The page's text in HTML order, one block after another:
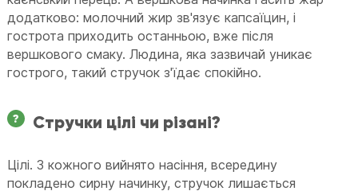
додатково: молочний жир зв'язує капсаїцин, і
гострота приходить останньою, вже після
вершкового смаку. Людина, яка зазвичай уникає
гострого, такий стручок з'їдає спокійно.
Стручки цілі чи різані?
Цілі. З кожного вийнято насіння, всередину
покладено сирну начинку, стручок лишається